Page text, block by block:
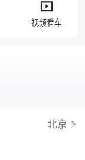
视频看车
北京